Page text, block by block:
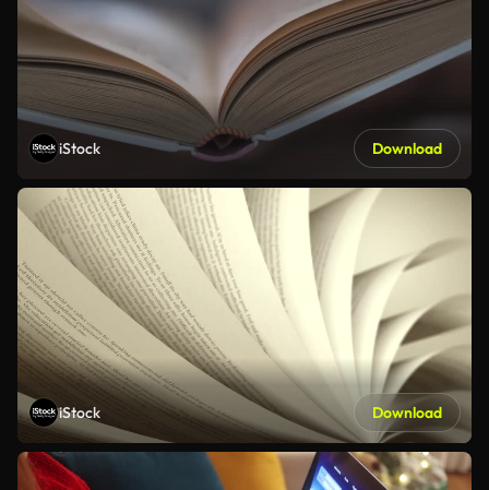
iStock Download
iStock Download